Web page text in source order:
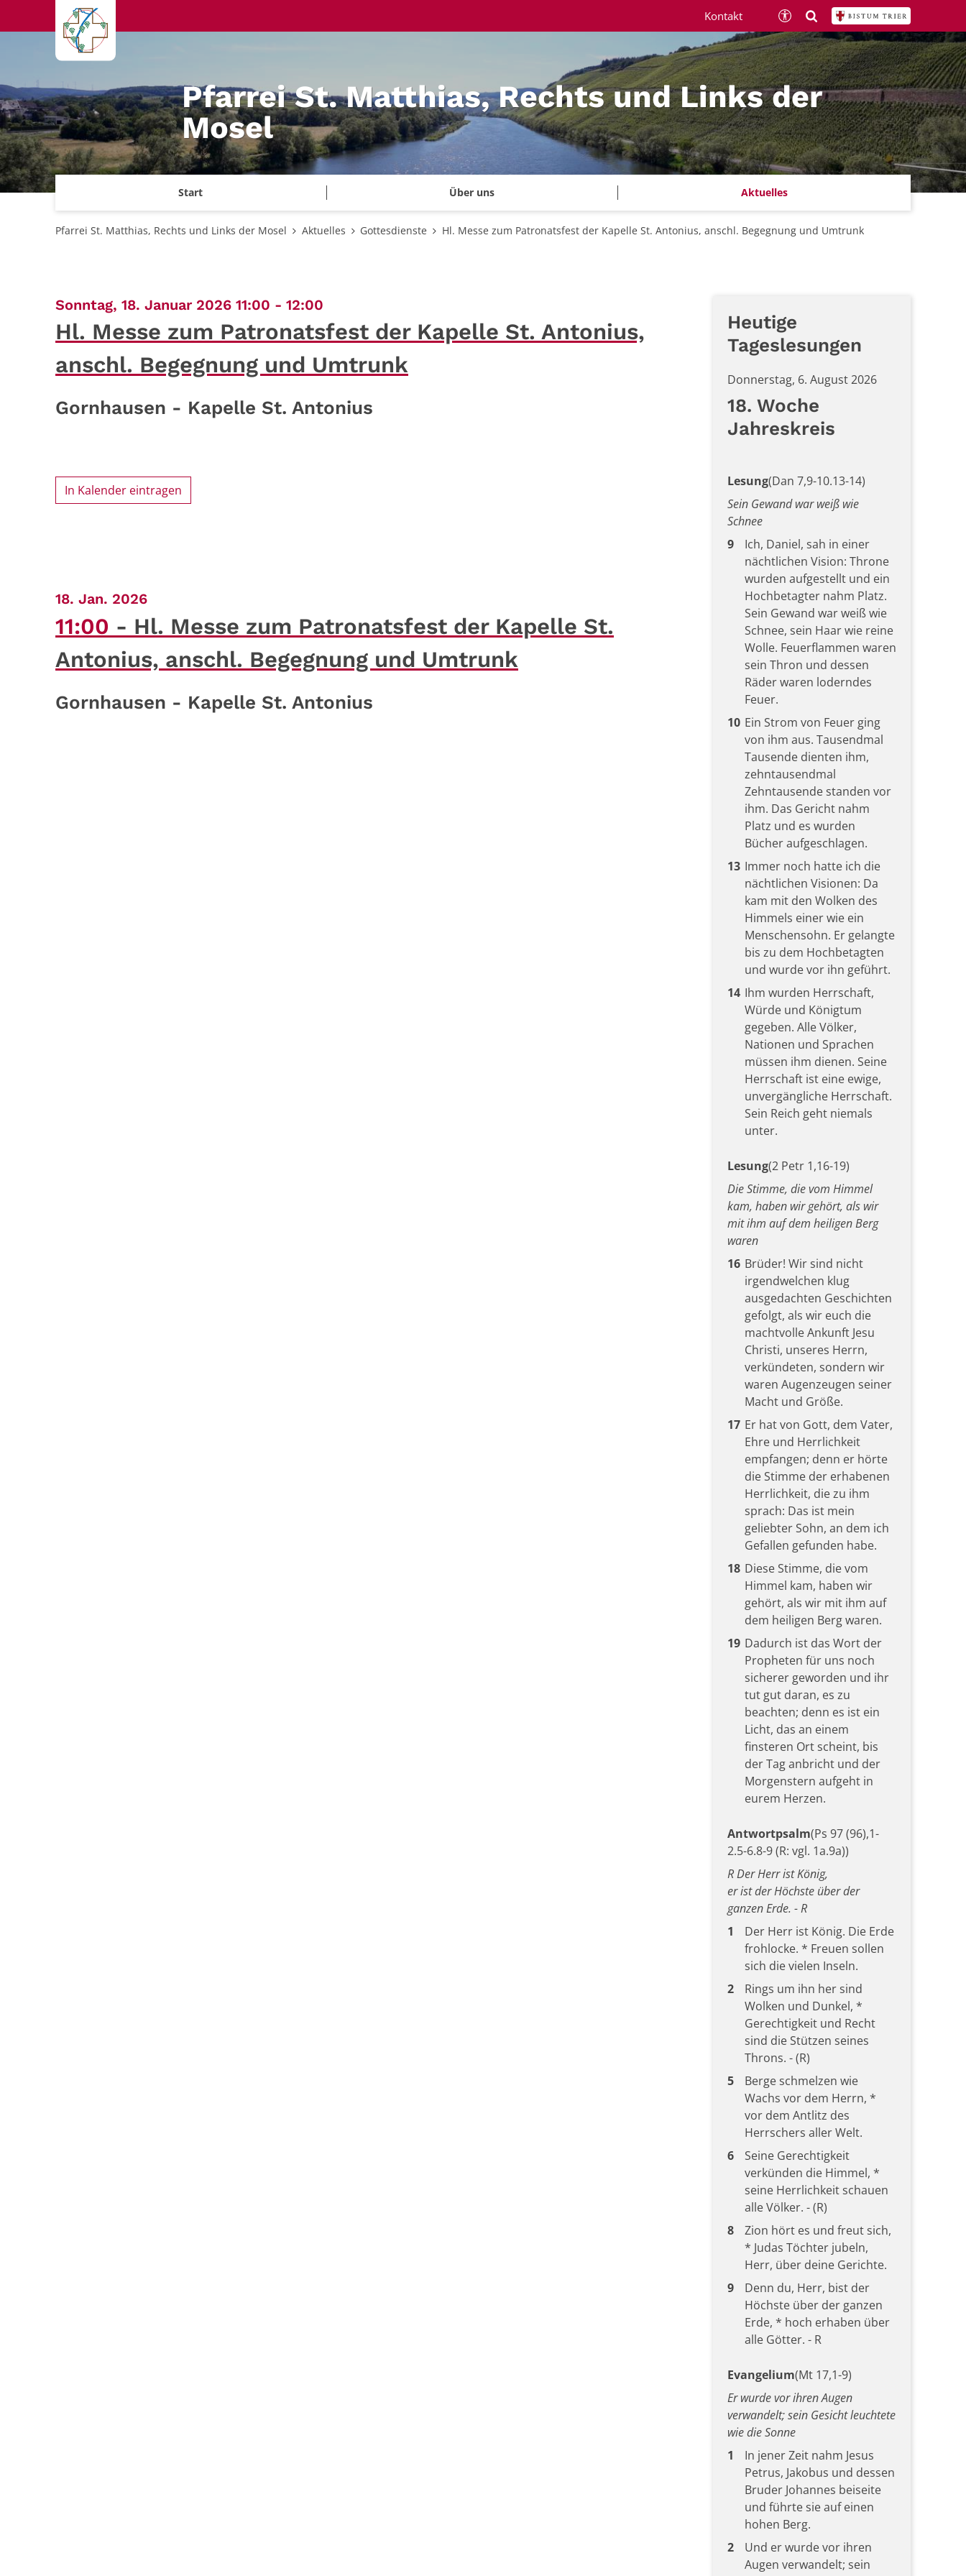
Zum Inhalt springen
Pfarrei St. Matthias, Rechts und Links der
Mosel
Start Über uns Aktuelles
Kontakt
Pfarrei St. Matthias, Rechts und Links der Mosel Aktuelles Gottesdienste Hl. Messe zum Patronatsfest der Kapelle St. Antonius, anschl. Begegnung und Umtrunk
Sonntag, 18. Januar 2026 11:00 - 12:00
Hl. Messe zum Patronatsfest der Kapelle St. Antonius,
anschl. Begegnung und Umtrunk
Gornhausen - Kapelle St. Antonius
In Kalender eintragen
18. Jan. 2026:
11:00
Hl. Messe zum Patronatsfest der Kapelle St.
Antonius, anschl. Begegnung und Umtrunk
Gornhausen - Kapelle St. Antonius
Heutige
Tageslesungen
Donnerstag, 6. August 2026
18. Woche
Jahreskreis
Lesung(Dan 7,9-10.13-14)
Sein Gewand war weiß wie
Schnee
9
Ich, Daniel, sah in einer
nächtlichen Vision: Throne
wurden aufgestellt und ein
Hochbetagter nahm Platz.
Sein Gewand war weiß wie
Schnee, sein Haar wie reine
Wolle. Feuerflammen waren
sein Thron und dessen
Räder waren loderndes
Feuer.
10 Ein Strom von Feuer ging
von ihm aus. Tausendmal
Tausende dienten ihm,
zehntausendmal
Zehntausende standen vor
ihm. Das Gericht nahm
Platz und es wurden
Bücher aufgeschlagen.
13 Immer noch hatte ich die
nächtlichen Visionen: Da
kam mit den Wolken des
Himmels einer wie ein
Menschensohn. Er gelangte
bis zu dem Hochbetagten
und wurde vor ihn geführt.
14 Ihm wurden Herrschaft,
Würde und Königtum
gegeben. Alle Völker,
Nationen und Sprachen
müssen ihm dienen. Seine
Herrschaft ist eine ewige,
unvergängliche Herrschaft.
Sein Reich geht niemals
unter.
Lesung(2 Petr 1,16-19)
Die Stimme, die vom Himmel
kam, haben wir gehört, als wir
mit ihm auf dem heiligen Berg
waren
16 Brüder! Wir sind nicht
irgendwelchen klug
ausgedachten Geschichten
gefolgt, als wir euch die
machtvolle Ankunft Jesu
Christi, unseres Herrn,
verkündeten, sondern wir
waren Augenzeugen seiner
Macht und Größe.
17 Er hat von Gott, dem Vater,
Ehre und Herrlichkeit
empfangen; denn er hörte
die Stimme der erhabenen
Herrlichkeit, die zu ihm
sprach: Das ist mein
geliebter Sohn, an dem ich
Gefallen gefunden habe.
18 Diese Stimme, die vom
Himmel kam, haben wir
gehört, als wir mit ihm auf
dem heiligen Berg waren.
19 Dadurch ist das Wort der
Propheten für uns noch
sicherer geworden und ihr
tut gut daran, es zu
beachten; denn es ist ein
Licht, das an einem
finsteren Ort scheint, bis
der Tag anbricht und der
Morgenstern aufgeht in
eurem Herzen.
Antwortpsalm(Ps 97 (96),1-
2.5-6.8-9 (R: vgl. 1a.9a))
R Der Herr ist König,
er ist der Höchste über der
ganzen Erde. - R
1
Der Herr ist König. Die Erde
frohlocke. * Freuen sollen
sich die vielen Inseln.
2
Rings um ihn her sind
Wolken und Dunkel, *
Gerechtigkeit und Recht
sind die Stützen seines
Throns. - (R)
5
Berge schmelzen wie
Wachs vor dem Herrn, *
vor dem Antlitz des
Herrschers aller Welt.
6
Seine Gerechtigkeit
verkünden die Himmel, *
seine Herrlichkeit schauen
alle Völker. - (R)
8
Zion hört es und freut sich,
* Judas Töchter jubeln,
Herr, über deine Gerichte.
9
Denn du, Herr, bist der
Höchste über der ganzen
Erde, * hoch erhaben über
alle Götter. - R
Evangelium(Mt 17,1-9)
Er wurde vor ihren Augen
verwandelt; sein Gesicht leuchtete
wie die Sonne
1
In jener Zeit nahm Jesus
Petrus, Jakobus und dessen
Bruder Johannes beiseite
und führte sie auf einen
hohen Berg.
2
Und er wurde vor ihren
Augen verwandelt; sein